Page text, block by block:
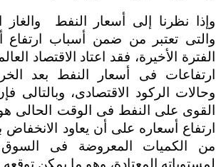
وإذا نظرنا إلى أسعار النفط
والغاز
والتى تعتبر من ضمن أسباب ارتفاع
الفترة الأخيرة، فقد اعتاد الاقتصاد
ارتفاعات فى أسعار النفط بعد
وحالات الركود الاقتصادى، وبالتالى
القوى على النفط فى الوقت الحالى
ارتفاع أسعاره على أن يعاود
من الكميات المعروضة فى
لمستوياته المعتادة، وهو ما يمكن